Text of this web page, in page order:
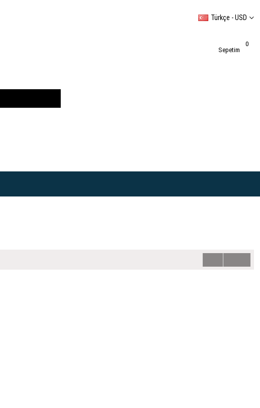
Türkçe - USD
Sepetim
0